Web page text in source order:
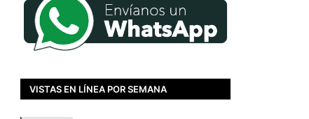
VISTAS EN LÍNEA POR SEMANA